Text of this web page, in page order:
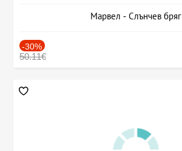
Марвел - Слънчев бряг
-30%
50.11€